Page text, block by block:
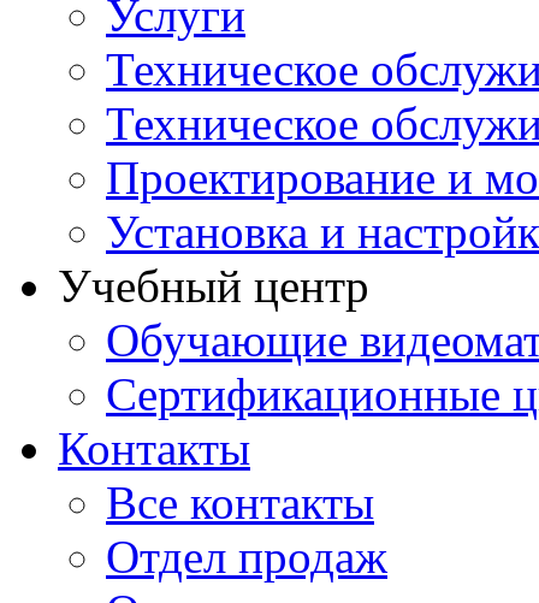
Услуги
Техническое
Техническое
Проектирование и
Установка и
Учебный центр
Обучающие
Сертификационные
Контакты
Все контакты
Отдел продаж